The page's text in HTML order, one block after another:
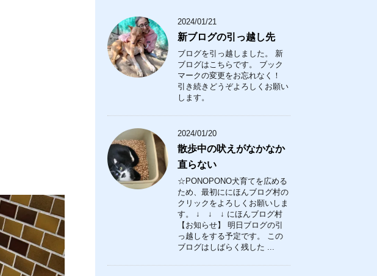
2024/01/21
新ブログの引っ越し先
ブログを引っ越しました。 新
ブログはこちらです。 ブック
マークの変更をお忘れなく！
引き続きどうぞよろしくお願い
します。
2024/01/20
散歩中の吠えがなかなか
直らない
☆PONOPONO犬育てを広める
ため、最初ににほんブログ村の
クリックをよろしくお願いしま
す。 ↓ ↓ ↓ にほんブログ村
【お知らせ】 明日ブログの引
っ越しをする予定です。 この
ブログはしばらく残した ...